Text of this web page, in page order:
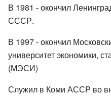
В 1981 - окончил
СССР.
В 1997 - окончил
университет экономики,
(МЭСИ)
Служил в Коми АССР во